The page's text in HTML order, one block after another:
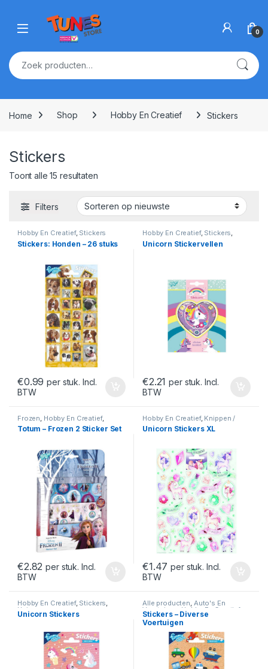
Open 0
Zoeken naar:
Home Shop Hobby En Creatief Stickers
Stickers
Toont alle 15 resultatenGesorteerd op nieuwste
Filters
Hobby En Creatief, Stickers
Stickers: Honden – 26 stuks
€0.99 per stuk. Incl.
BTW
Hobby En Creatief, Stickers,
Unicorn
Unicorn Stickervellen
€2.21 per stuk. Incl.
BTW
Frozen Hobby En Creatief,
Stickers
Totum – Frozen 2 Sticker Set
€2.82 per stuk. Incl.
BTW
Hobby En Creatief, Knippen /
Plakken Stickers ,Unicorn
Unicorn Stickers XL
€1.47 per stuk. Incl.
BTW
Hobby En Creatief, Stickers,
Unicorn
Unicorn Stickers
Alle producten, Auto's En
Voertuigen ,Hobby En Creatief,
Knippen / Plakken,Stickers
Stickers – Diverse
Voertuigen